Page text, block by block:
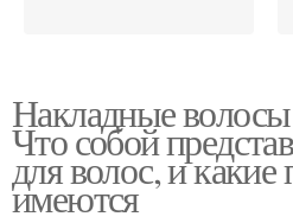
Прическа с накладными
волосами
Накладные
Что собой
для волос, и
имеются